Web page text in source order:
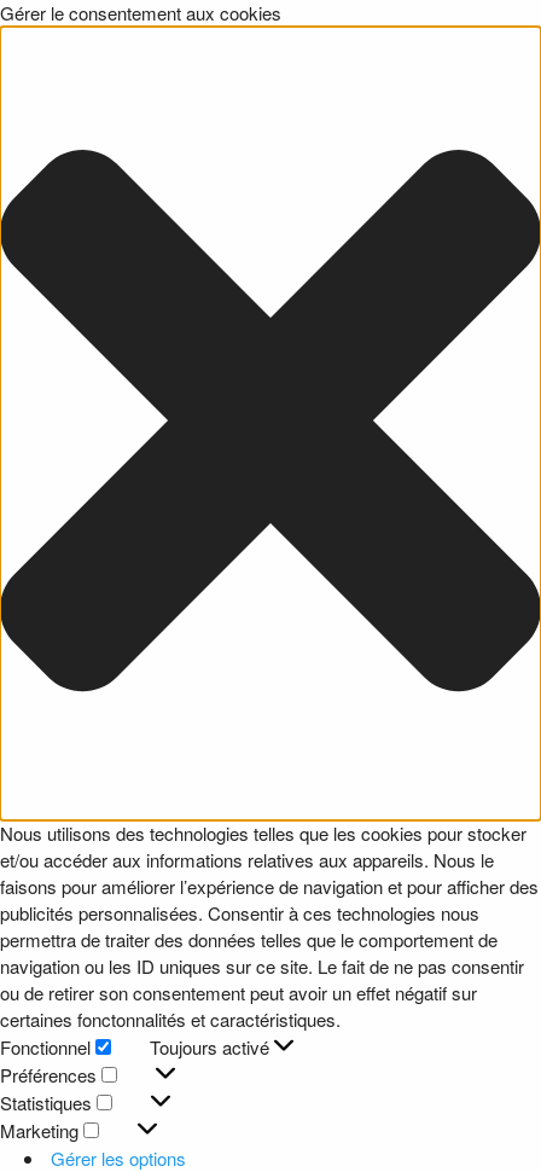
Gérer le consentement aux cookies
Nous utilisons des technologies telles que les cookies pour stocker
et/ou accéder aux informations relatives aux appareils. Nous le
faisons pour améliorer l’expérience de navigation et pour afficher des
publicités personnalisées. Consentir à ces technologies nous
permettra de traiter des données telles que le comportement de
navigation ou les ID uniques sur ce site. Le fait de ne pas consentir
ou de retirer son consentement peut avoir un effet négatif sur
certaines fonctonnalités et caractéristiques.
Fonctionnel
Fonctionnel
Toujours activé
Préférences
Préférences
Statistiques
Statistiques
Marketing
Marketing
Gérer les options